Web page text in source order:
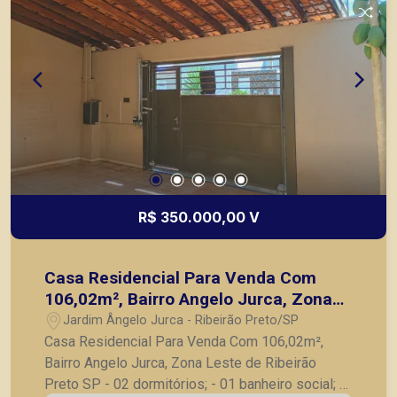
zona Sul de Ribeirão. Iluminação completa,
fachada toda em vidro, fácil acesso e ótima
visibilidade para comércios. Também temos
imóveis no Jardim Olhos d´Água, Nova Aliança,
Jardim Irajá, Bosque das Juritis, casas e
apartamentos próximos a mercados, farmácias,
escolas, além de pontos comerciais localizados
na Zona Sul.
R$ 350.000,00 V
Casa Residencial Para Venda Com
106,02m², Bairro Angelo Jurca, Zona
Leste de Ribeirão Preto SP
Jardim Ângelo Jurca - Ribeirão Preto/SP
Casa Residencial Para Venda Com 106,02m²,
Bairro Angelo Jurca, Zona Leste de Ribeirão
Preto SP - 02 dormitórios; - 01 banheiro social; -